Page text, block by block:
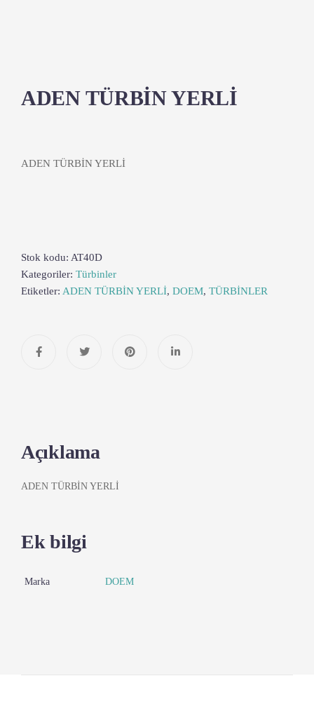
ADEN TÜRBİN YERLİ
ADEN TÜRBİN YERLİ
Stok kodu: AT40D
Kategoriler: Türbinler
Etiketler: ADEN TÜRBİN YERLİ, DOEM, TÜRBİNLER
Açıklama
ADEN TÜRBİN YERLİ
Ek bilgi
Marka DOEM